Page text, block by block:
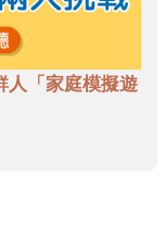
人「家庭模擬遊